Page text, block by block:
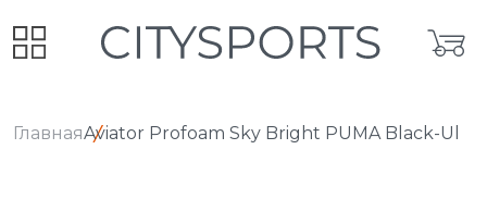
ГлавнаяAviator Profoam Sky Bright PUMA Black-Ul